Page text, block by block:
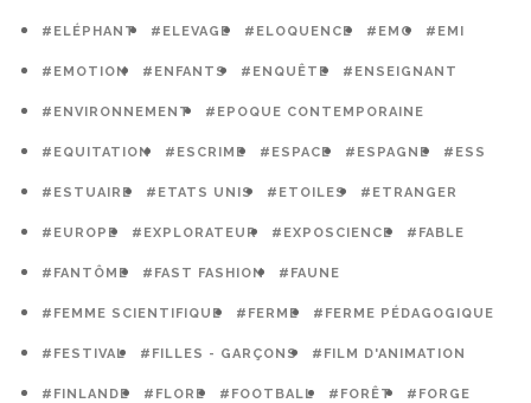
#ELÉPHANT #ELEVAGE #ELOQUENCE #EMC #EMI
#EMOTION #ENFANTS #ENQUÊTE #ENSEIGNANT
#ENVIRONNEMENT #EPOQUE CONTEMPORAINE
#EQUITATION #ESCRIME #ESPACE #ESPAGNE #ESS
#ESTUAIRE #ETATS UNIS #ETOILES #ETRANGER
#EUROPE #EXPLORATEUR #EXPOSCIENCE #FABLE
#FANTÔME #FAST FASHION #FAUNE
#FEMME SCIENTIFIQUE #FERME #FERME PÉDAGOGIQUE
#FESTIVAL #FILLES - GARÇONS #FILM D'ANIMATION
#FINLANDE #FLORE #FOOTBALL #FORÊT #FORGE